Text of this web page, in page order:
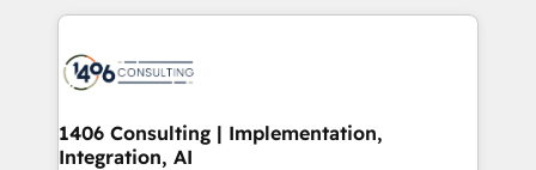
digital solutions on the market, ranging from CRM
marketing automation to online and offline sales
allowing companies to optimize processes and meet
the needs of the customer. We are part of Impresoft
1406 Consulting | Implementation,
Integration, AI